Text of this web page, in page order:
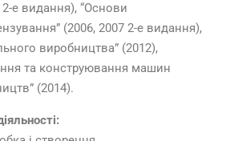
2-е видання), “Основи
(2006, 2007 2-е видання),
виробництва” (2012),
та конструювання машин
(2014).